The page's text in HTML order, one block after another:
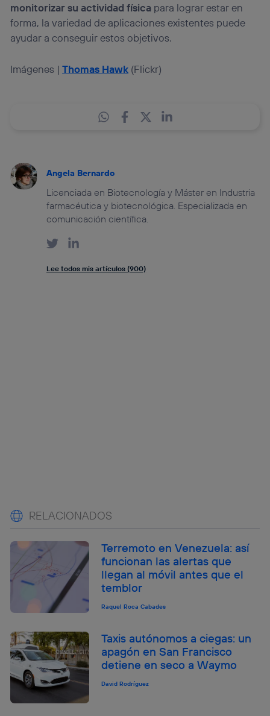
monitorizar su actividad física para lograr estar en
forma, la variedad de aplicaciones existentes puede
ayudar a conseguir estos objetivos.
Imágenes |Thomas Hawk (Flickr)
Angela Bernardo
Licenciada en Biotecnología y Máster en Industria
farmacéutica y biotecnológica. Especializada en
comunicación científica.
Lee todos mis artículos (900)
RELACIONADOS
Terremoto en Venezuela: así
funcionan las alertas que
llegan al móvil antes que el
temblor
Raquel Roca Cabades
Taxis autónomos a ciegas: un
apagón en San Francisco
detiene en seco a Waymo
David Rodríguez